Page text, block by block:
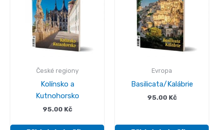
České regiony
Kolínsko a
Kutnohorsko
95.00 Kč
Evropa
Basilicata/Kalábrie
95.00 Kč